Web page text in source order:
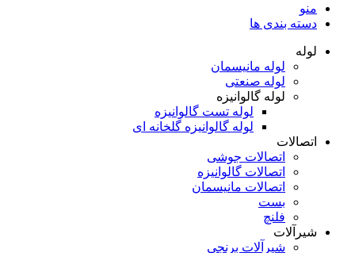
منو
دسته بندی ها
لوله
لوله مانیسمان
لوله صنعتی
لوله گالوانیزه
لوله تست گالوانیزه
لوله گالوانیزه گلخانه ای
اتصالات
اتصالات جوشی
اتصالات گالوانیزه
اتصالات مانیسمان
بست
فلنچ
شیرآلات
شیرآلات برنجی